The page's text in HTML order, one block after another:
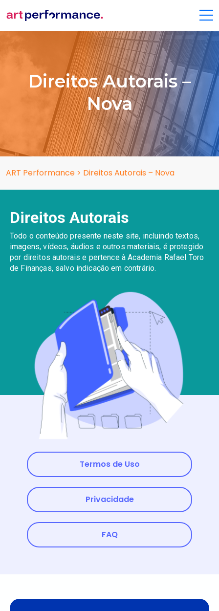
Direitos Autorais –
Nova
ART Performance > Direitos Autorais – Nova
Direitos Autorais
Todo o conteúdo presente neste site, incluindo textos,
imagens, vídeos, áudios e outros materiais, é protegido
por direitos autorais e pertence à Academia Rafael Toro
de Finanças, salvo indicação em contrário.
Termos de Uso
Privacidade
FAQ